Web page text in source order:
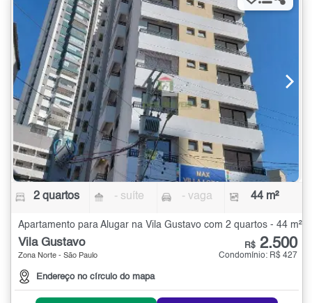
2 quartos - suíte - vaga 44 m²
Apartamento para Alugar na Vila Gustavo com 2 quartos - 44 m²
Vila Gustavo
Zona Norte - São Paulo
Endereço no círculo do mapa
R$ 2.500
Condomínio: R$ 427